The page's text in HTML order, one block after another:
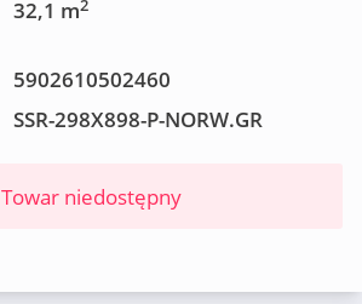
32,1 m2
5902610502460
SSR-298X898-P-NORW.GR
Towar niedostępny